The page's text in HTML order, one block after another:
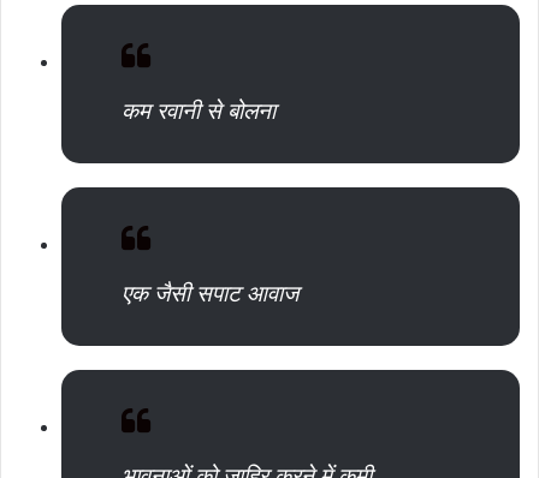
कम रवानी से बोलना
एक जैसी सपाट आवाज